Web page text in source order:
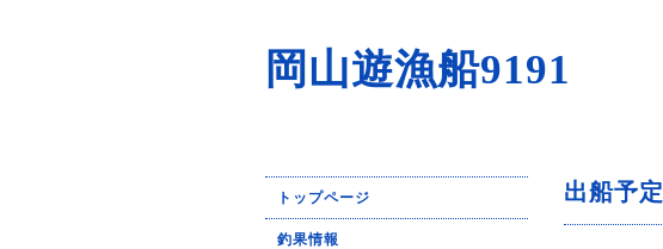
岡山遊漁船9191
出船予定
トップページ
釣果情報